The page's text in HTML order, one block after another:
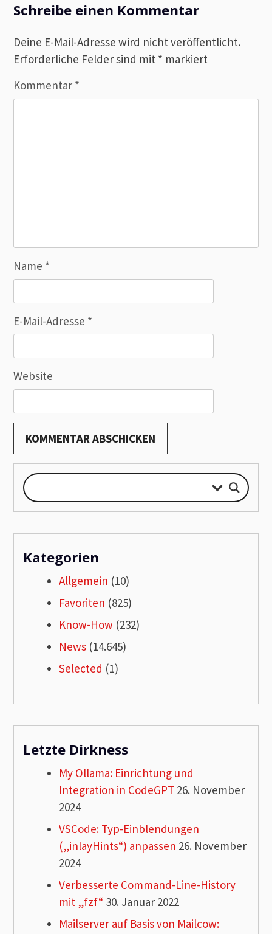
Schreibe einen Kommentar
Deine E-Mail-Adresse wird nicht veröffentlicht.
Erforderliche Felder sind mit * markiert
Kommentar *
Name *
E-Mail-Adresse *
Website
Kategorien
Allgemein (10)
Favoriten (825)
Know-How (232)
News (14.645)
Selected (1)
Letzte Dirkness
My Ollama: Einrichtung und
Integration in CodeGPT 26. November
2024
VSCode: Typ-Einblendungen
(„inlayHints“) anpassen 26. November
2024
Verbesserte Command-Line-History
mit „fzf“ 30. Januar 2022
Mailserver auf Basis von Mailcow: